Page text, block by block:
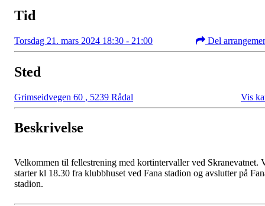
Tid
Torsdag 21. mars 2024 18:30 - 21:00 Del
Sted
Grimseidvegen 60 , 5239 Rådal Vis
Beskrivelse
Velkommen til fellestrening med kortintervaller ved Skranevatnet.
starter kl 18.30 fra klubbhuset ved Fana stadion og avslutter på
stadion.